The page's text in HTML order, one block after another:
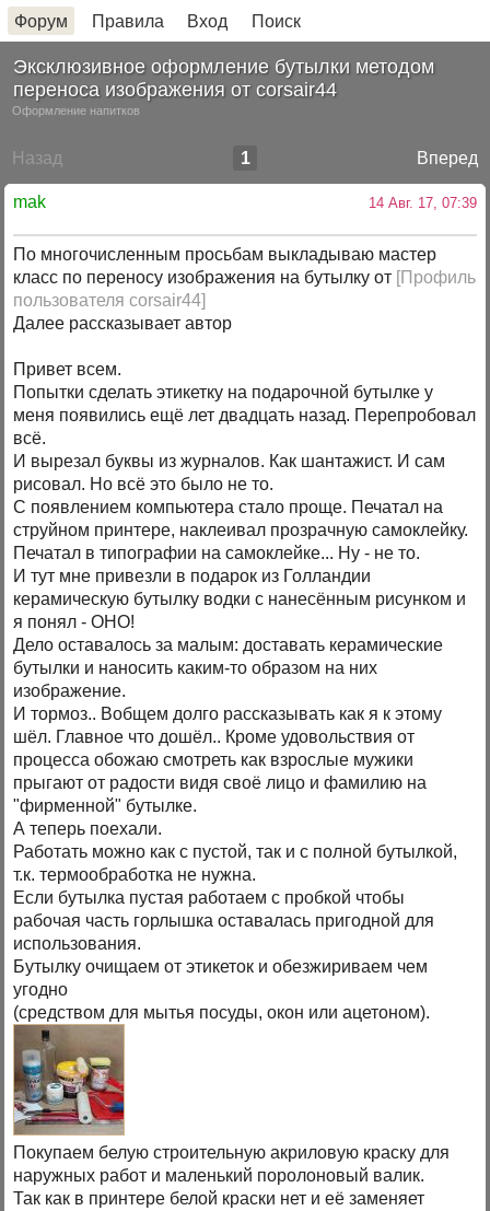
Форум Правила Вход Поиск
Эксклюзивное оформление бутылки методом
переноса изображения от corsair44
Оформление напитков
Назад Вперед
1
mak 14 Авг. 17, 07:39
По многочисленным просьбам выкладываю мастер
класс по переносу изображения на бутылку от [Профиль
пользователя corsair44]
Далее рассказывает автор
Привет всем.
Попытки сделать этикетку на подарочной бутылке у
меня появились ещё лет двадцать назад. Перепробовал
всё.
И вырезал буквы из журналов. Как шантажист. И сам
рисовал. Но всё это было не то.
С появлением компьютера стало проще. Печатал на
струйном принтере, наклеивал прозрачную самоклейку.
Печатал в типографии на самоклейке... Ну - не то.
И тут мне привезли в подарок из Голландии
керамическую бутылку водки с нанесённым рисунком и
я понял - ОНО!
Дело оставалось за малым: доставать керамические
бутылки и наносить каким-то образом на них
изображение.
И тормоз.. Вобщем долго рассказывать как я к этому
шёл. Главное что дошёл.. Кроме удовольствия от
процесса обожаю смотреть как взрослые мужики
прыгают от радости видя своё лицо и фамилию на
"фирменной" бутылке.
А теперь поехали.
Работать можно как с пустой, так и с полной бутылкой,
т.к. термообработка не нужна.
Если бутылка пустая работаем с пробкой чтобы
рабочая часть горлышка оставалась пригодной для
использования.
Бутылку очищаем от этикеток и обезжириваем чем
угодно
(средством для мытья посуды, окон или ацетоном).
Покупаем белую строительную акриловую краску для
наружных работ и маленький поролоновый валик.
Так как в принтере белой краски нет и её заменяет